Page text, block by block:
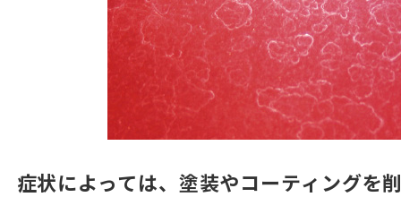
症状によっては、塗装やコーティングを